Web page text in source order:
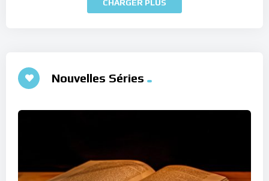
CHARGER PLUS
Nouvelles Séries